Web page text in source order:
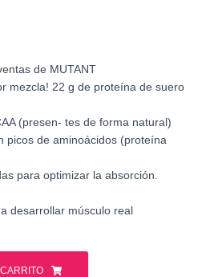
de MUTANT
mezcla! 22 g de proteína de suero
(presen- tes de forma natural)
picos de aminoácidos (proteína
para optimizar la absorción.
desarrollar músculo real